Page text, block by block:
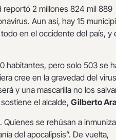
reportó 2 millones 824 mil 889
Aun así, hay 15
en el occidente del país, y
habitantes, pero solo 503 se
cree en la gravedad del
y una mascarilla no los
el alcalde, Gilberto
se rehúsan a
del apocalipsis”. De vuelta,